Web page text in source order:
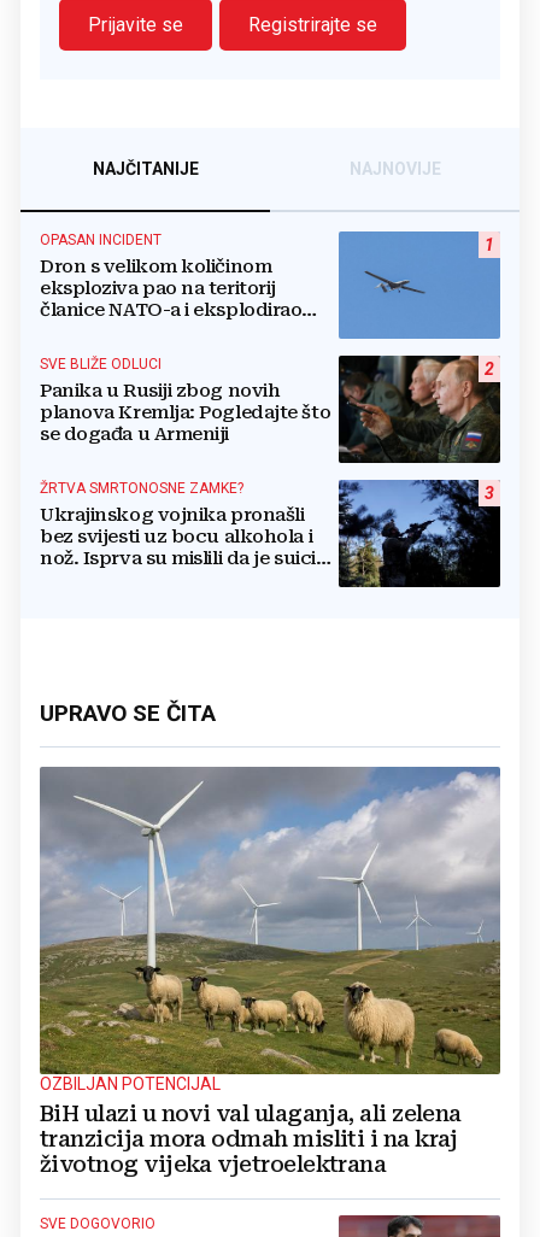
Prijavite se
Registrirajte se
NAJČITANIJE NAJNOVIJE
1
OPASAN INCIDENT
Dron s velikom količinom
eksploziva pao na teritorij
članice NATO-a i eksplodirao
2
SVE BLIŽE ODLUCI
Panika u Rusiji zbog novih
planova Kremlja: Pogledajte što
se događa u Armeniji
3
ŽRTVA SMRTONOSNE ZAMKE?
Ukrajinskog vojnika pronašli
bez svijesti uz bocu alkohola i
nož. Isprva su mislili da je suicid,
UPRAVO SE ČITA
OZBILJAN POTENCIJAL
BiH ulazi u novi val ulaganja, ali zelena
tranzicija mora odmah misliti i na kraj
životnog vijeka vjetroelektrana
SVE DOGOVORIO